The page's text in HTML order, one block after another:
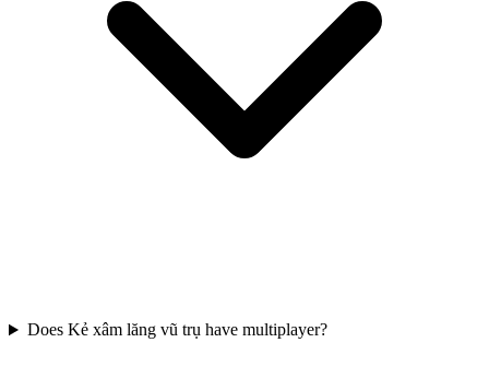
Does Kẻ xâm lăng vũ trụ have multiplayer?